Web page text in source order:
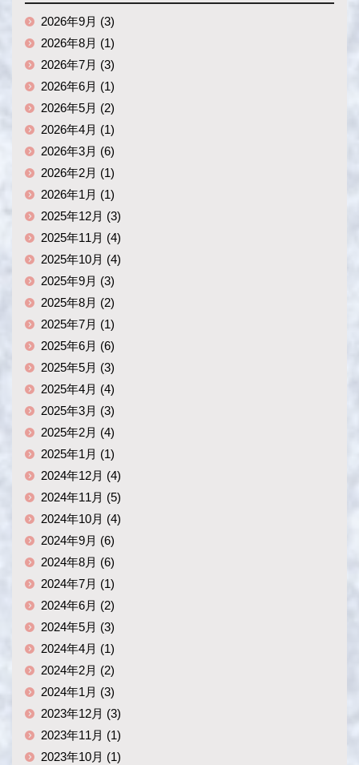
2026年9月 (3)
2026年8月 (1)
2026年7月 (3)
2026年6月 (1)
2026年5月 (2)
2026年4月 (1)
2026年3月 (6)
2026年2月 (1)
2026年1月 (1)
2025年12月 (3)
2025年11月 (4)
2025年10月 (4)
2025年9月 (3)
2025年8月 (2)
2025年7月 (1)
2025年6月 (6)
2025年5月 (3)
2025年4月 (4)
2025年3月 (3)
2025年2月 (4)
2025年1月 (1)
2024年12月 (4)
2024年11月 (5)
2024年10月 (4)
2024年9月 (6)
2024年8月 (6)
2024年7月 (1)
2024年6月 (2)
2024年5月 (3)
2024年4月 (1)
2024年2月 (2)
2024年1月 (3)
2023年12月 (3)
2023年11月 (1)
2023年10月 (1)